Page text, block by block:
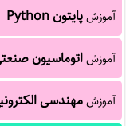
آموزشپایتون Python
آموزشاتوماسیون
آموزشمهندسی